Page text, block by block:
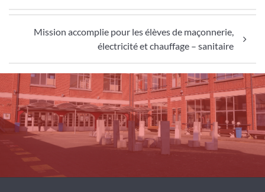
Mission accomplie pour les élèves de maçonnerie,
électricité et chauffage – sanitaire